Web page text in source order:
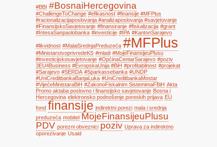
#BBI #BosnaiHercegovina
#ChallengeToChange #efikasnost #finansije #MFPlus
#racionalizacijaposlovanja #analizaposlovanja #savjetovanje
#FinansijskoSavjetovanje #finansiranje #fiskalizacija #grant
#IntesaSanpaolobanka #investicije #IPA #KantonSarajevo
#likvidnost #MalaiSrednjaPreduzeća #MFPlus
#MinistarstvoprivredeKS #mladi #MojeFinansijeuPlusu
#investicijskosavjetovanje #OpćinaCentarSarajevo #poziv
3EU4Business #EvropskaUnija #BiH #profitabilnost #projekat
#Sarajevo #SERDA #Sparkassebanka #UNDP
#UniCreditbankaBanjaLuka #UniCreditbankaMostar
#VijećeMinistaraBiH #ZakonoFiskalnim SistemimaFBiH Akta
Promo aktaba poslovno i finansijsko savjetovanje Bosna i
Hercegovina elektronsko podnošenje poreskih prijava EU
fond finansije indirektni porezi mala i srednja
preduzeća mobitel MojeFinansijeuPlusu
PDV porezni obveznici poziv Uprava za indirektno
oporezivanje Usaid